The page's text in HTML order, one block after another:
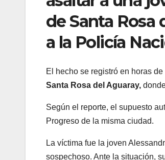
de Santa
a la Policía
El hecho se registró en horas
Santa Rosa del Aguaray,
Según el reporte, el supuesto
Progreso de la misma ciudad.
La víctima fue la joven
sospechoso. Ante la situación,